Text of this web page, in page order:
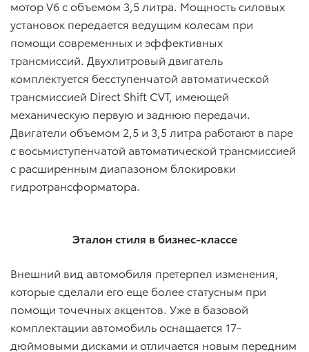
мотор V6 с объемом 3,5 литра. Мощность силовых
установок передается ведущим колесам при
помощи современных и эффективных
трансмиссий. Двухлитровый двигатель
комплектуется бесступенчатой автоматической
трансмиссией Direct Shift CVT, имеющей
механическую первую и заднюю передачи.
Двигатели объемом 2,5 и 3,5 литра работают в паре
с восьмиступенчатой автоматической трансмиссией
с расширенным диапазоном блокировки
гидротрансформатора.
Эталон стиля в бизнес-классе
Внешний вид автомобиля претерпел изменения,
которые сделали его еще более статусным при
помощи точечных акцентов. Уже в базовой
комплектации автомобиль оснащается 17-
дюймовыми дисками и отличается новым передним